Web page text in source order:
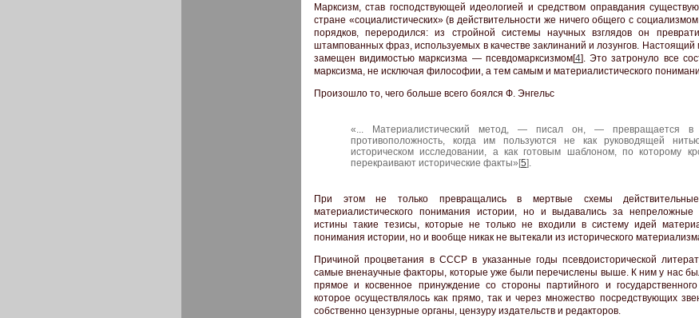
Марксизм, став господствующей идеологией и средством оправдания
стране «социалистических» (в действительности же ничего общего с
порядков, переродился: из стройной системы научных взглядов он
штампованных фраз, используемых в качестве заклинаний и лозунгов. Настоящий
замещен видимостью марксизма — псевдомарксизмом[4]. Это затронуло все
марксизма, не исключая философии, а тем самым и материалистического
Произошло то, чего больше всего боялся Ф. Энгельс
«... Материалистический метод, — писал он, — превращается в
противоположность, когда им пользуются не как руководящей
историческом исследовании, а как готовым шаблоном, по которому
перекраивают исторические факты»[5].
При этом не только превращались в мертвые схемы
материалистического понимания истории, но и выдавались за непреложные
истины такие тезисы, которые не только не входили в систему идей
понимания истории, но и вообще никак не вытекали из исторического
Причиной процветания в СССР в указанные годы псевдоисторической
самые вненаучные факторы, которые уже были перечислены выше. К ним у нас
прямое и косвенное принуждение со стороны партийного и государственного
которое осуществлялось как прямо, так и через множество посредствующих
собственно цензурные органы, цензуру издательств и редакторов.